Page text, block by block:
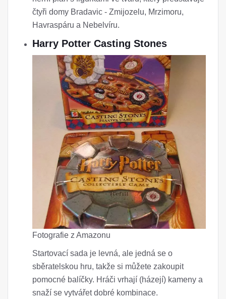
čtyři domy Bradavic - Zmijozelu, Mrzimoru,
Havraspáru a Nebelvíru.
Harry Potter Casting Stones
Fotografie z Amazonu
Startovací sada je levná, ale jedná se o
sběratelskou hru, takže si můžete zakoupit
pomocné balíčky. Hráči vrhají (házejí) kameny a
snaží se vytvářet dobré kombinace.